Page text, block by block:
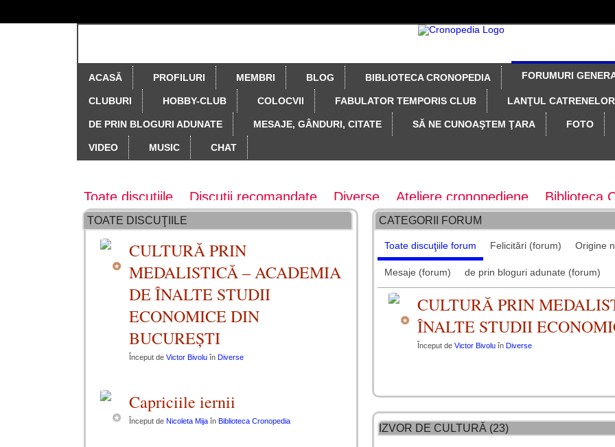
ACASĂ PROFILURI MEMBRI BLOG BIBLIOTECA CRONOPEDIA FORUMURI
CLUBURI HOBBY-CLUB COLOCVII FABULATOR TEMPORIS CLUB LANŢUL CATRENELOR
DE PRIN BLOGURI ADUNATE MESAJE, GÂNDURI, CITATE SĂ NE CUNOAŞTEM ŢARA FOTO
VIDEO MUSIC CHAT
Toate discuțiile Discuții recomandate Diverse Ateliere cronopediene
Biblioteca
Colectia revistei Cronos
Colecţia revistei Taifas literar
Colecţia revistei Taifas
Creativitate, originalitate, drepturi, concepte
Gânduri fugare Felicitări
Maratoane
Să ne cunoaştem ţara
Teste, chestionare, probe diverse z - arhiva forum
CATEGORII FORUM
Toate discuţiile forum Felicitări (forum) Origine
Mesaje (forum) de prin bloguri adunate (forum)
CULTURĂ PRIN
ÎNALTE STUDII
Început de Victor Bivolu în Diverse
IZVOR DE CULTURĂ (23)
TOATE DISCUŢIILE
CULTURĂ PRIN
MEDALISTICĂ – ACADEMIA
DE ÎNALTE STUDII
ECONOMICE DIN
BUCUREȘTI
Început de Victor Bivolu în Diverse
Capriciile iernii
Început de Nicoleta Mija în Biblioteca Cronopedia